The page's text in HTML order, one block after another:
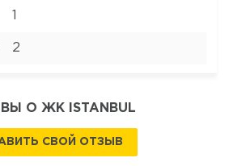
2
О ЖК ISTANBUL
СВОЙ ОТЗЫВ